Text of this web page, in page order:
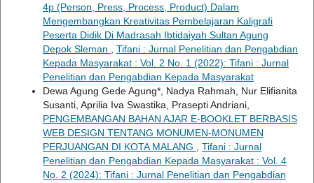
4p (Person, Press, Process, Product) Dalam
Mengembangkan Kreativitas Pembelajaran Kaligrafi
Peserta Didik Di Madrasah Ibtidaiyah Sultan Agung
Depok Sleman
Tifani : Jurnal Penelitian dan Pengabdian
Kepada Masyarakat : Vol. 2 No. 1 (2022): Tifani : Jurnal
Penelitian dan Pengabdian Kepada Masyarakat
Dewa Agung Gede Agung*, Nadya Rahmah, Nur Elifianita
Susanti, Aprilia Iva Swastika, Prasepti Andriani,
PENGEMBANGAN BAHAN AJAR E-BOOKLET BERBASIS
WEB DESIGN TENTANG MONUMEN-MONUMEN
PERJUANGAN DI KOTA MALANG
Tifani : Jurnal
Penelitian dan Pengabdian Kepada Masyarakat : Vol. 4
No. 2 (2024): Tifani : Jurnal Penelitian dan Pengabdian